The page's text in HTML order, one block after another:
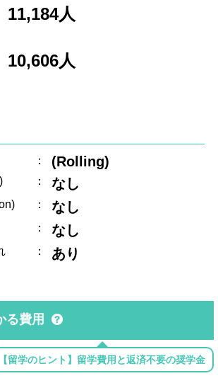
11,184人
10,606人
： (Rolling)
： なし
： なし
： なし
： あり
る費用
【留学のヒント】留学費用と返済不要の奨学金